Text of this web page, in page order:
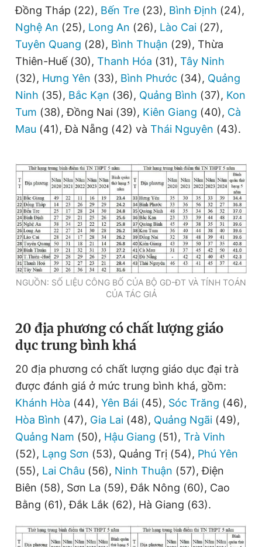
Đồng Tháp (22), Bến Tre (23), Bình Định (24),
Nghệ An (25), Long An (26), Lào Cai (27),
Tuyên Quang (28), Bình Thuận (29), Thừa
Thiên-Huế (30), Thanh Hóa (31), Tây Ninh
(32), Hưng Yên (33), Bình Phước (34), Quảng
Ninh (35), Bắc Kạn (36), Quảng Bình (37), Kon
Tum (38), Đồng Nai (39), Kiên Giang (40), Cà
Mau (41), Đà Nẵng (42) và Thái Nguyên (43).
NGUỒN: SỐ LIỆU CÔNG BỐ CỦA BỘ GD-ĐT VÀ TÍNH TOÁN
CỦA TÁC GIẢ
20 địa phương có chất lượng giáo
dục trung bình khá
20 địa phương có chất lượng giáo dục đại trà
được đánh giá ở mức trung bình khá, gồm:
Khánh Hòa (44), Yên Bái (45), Sóc Trăng (46),
Hòa Bình (47), Gia Lai (48), Quảng Ngãi (49),
Quảng Nam (50), Hậu Giang (51), Trà Vinh
(52), Lạng Sơn (53), Quảng Trị (54), Phú Yên
(55), Lai Châu (56), Ninh Thuận (57), Điện
Biên (58), Sơn La (59), Đắk Nông (60), Cao
Bằng (61), Đắk Lắk (62), Hà Giang (63).